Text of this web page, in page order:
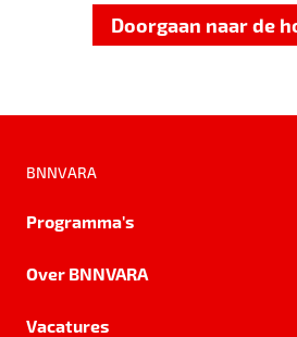
Doorgaan naar de
BNNVARA
Programma's
Over BNNVARA
Vacatures